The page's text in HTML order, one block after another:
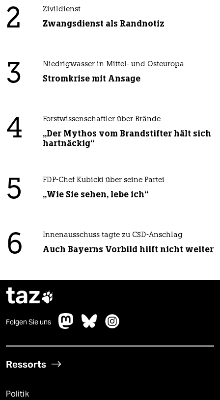
2 Zivildienst
Zwangsdienst als Randnotiz
3 Niedrigwasser in Mittel- und Osteuropa
Stromkrise mit Ansage
4 Forstwissenschaftler über Brände
„Der Mythos vom Brandstifter hält sich
hartnäckig“
5 FDP-Chef Kubicki über seine Partei
„Wie Sie sehen, lebe ich“
6 Innenausschuss tagte zu CSD-Anschlag
Auch Bayerns Vorbild hilft nicht weiter
taz
Folgen Sie uns
Ressorts
Politik